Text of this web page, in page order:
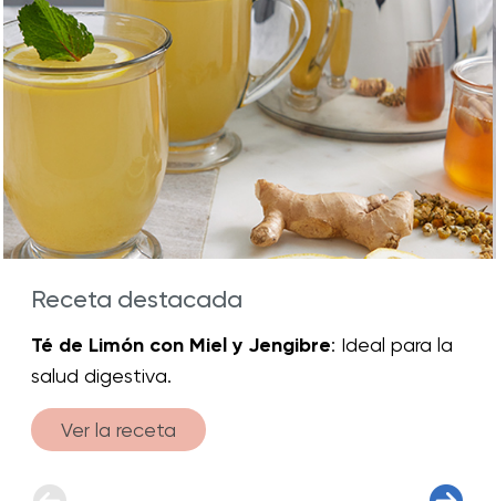
Receta destacada
Té de Limón con Miel y Jengibre: Ideal para la
salud digestiva.
Ver la receta